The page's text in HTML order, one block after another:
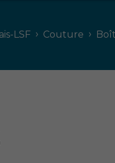
LSF › Couture ›